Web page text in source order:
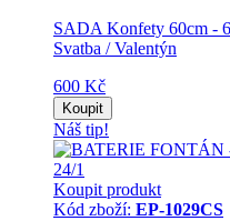
SADA Konfety 60cm
Svatba / Valentýn
600 Kč
Koupit
Náš tip!
Koupit produkt
Kód zboží: EP-1029CS